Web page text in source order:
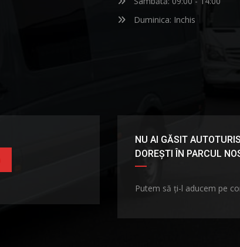
Duminica: Inchis
NU AI GĂSIT
DOREȘTI ÎN PARCUL
Putem să ți-l aducem pe